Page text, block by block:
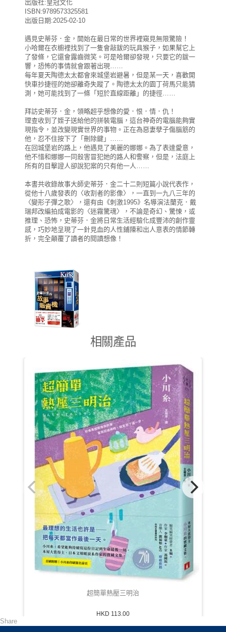
出版社:皇冠文化
ISBN:9789573325581
出版日期:2025-02-10
遇見史蒂芬．金，開始在最日常的世界裡窺見無限驚險！
小哈爾在衣櫥裡找到了一隻會敲鈸的玩具猴子，如果幫它上
了發條，它還會露齒微笑。可是哈爾卻發現，只要它的鈸一
響，恐怖的事情就會跟著出現……
每年夏天陶德太太都會來城堡岩避暑，但是某一天，喜歡開
快車抄捷徑的她卻離奇失蹤了。陶德太太的園丁荷馬只能猜
測，她可能找到了一條「短於直線距離」的捷徑……
拜訪史蒂芬．金，領略超乎想像的愛．恨．情．仇！
理查收到了姪子送給他的拼裝電腦，這台神奇的電腦能夠實
現指令，並改變現實世界的事物。正在為惡妻孽子傷腦筋的
他，忍不住按下了「刪除鍵」……
在回城堡岩的路上，他遇見了美麗的娜娜。為了表達愛意，
他不惜和娜娜一同殺害冒犯她的路人和警察，但是，法庭上
所有的目擊證人卻說犯案的只有他一人……
本書共收錄故事大師史蒂芬．金二十二則短篇小說代表作，
從他十八歲發表的〈收割者的影像〉，一直到一九八三年的
〈變形子彈之歌〉，還有由《刺激1995》名導演法蘭克．戴
瑞邦改編拍成電影的〈迷霧驚魂〉，不論是奇幻、驚悚，或
推理、恐怖，史蒂芬．金將日常生活經驗化成豐沛的創作靈
感，巧妙地呈現了一針見血的人性鋪陳和出人意表的情節轉
折，完全顛覆了讀者的閱讀想像！
相關產品
超簡單熱壓三明治
HKD 113.00
Share